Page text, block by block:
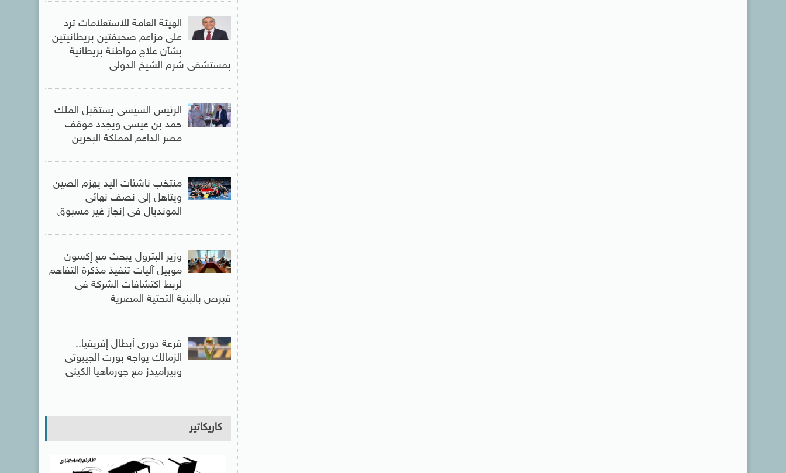
الهيئة العامة للاستعلامات ترد
على مزاعم صحيفتين بريطانيتين
بشأن علاج مواطنة بريطانية
بمستشفى شرم الشيخ الدولى
الرئيس السيسى يستقبل الملك
حمد بن عيسى ويجدد موقف
مصر الداعم لمملكة البحرين
منتخب ناشئات اليد يهزم الصين
ويتأهل إلى نصف نهائى
المونديال فى إنجاز غير مسبوق
وزير البترول يبحث مع إكسون
موبيل آليات تنفيذ مذكرة التفاهم
لربط اكتشافات الشركة فى
قبرص بالبنية التحتية المصرية
قرعة دورى أبطال إفريقيا..
الزمالك يواجه بورت الجيبوتى
وبيراميدز مع جورماهيا الكينى
كاريكاتير